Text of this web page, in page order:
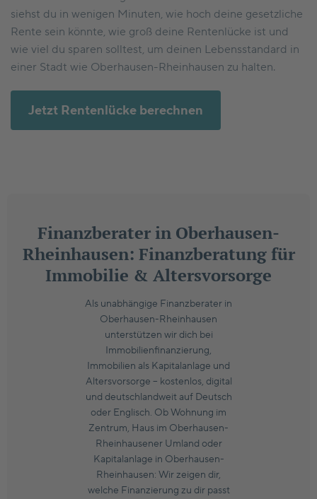
siehst du in wenigen Minuten, wie hoch deine gesetzliche
Rente sein könnte, wie groß deine Rentenlücke ist und
wie viel du sparen solltest, um deinen Lebensstandard in
einer Stadt wie Oberhausen-Rheinhausen zu halten.
Jetzt Rentenlücke berechnen
Finanzberater in Oberhausen-
Rheinhausen: Finanzberatung für
Immobilie & Altersvorsorge
Als unabhängige Finanzberater in
Oberhausen-Rheinhausen
unterstützen wir dich bei
Immobilienfinanzierung,
Immobilien als Kapitalanlage und
Altersvorsorge – kostenlos, digital
und deutschlandweit auf Deutsch
oder Englisch. Ob Wohnung im
Zentrum, Haus im Oberhausen-
Rheinhausener Umland oder
Kapitalanlage in Oberhausen-
Rheinhausen: Wir zeigen dir,
welche Finanzierung zu dir passt